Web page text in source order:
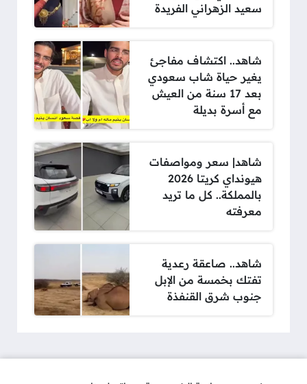
سعيد الزهراني الفريدة
شاهد.. اكتشاف مفاجئ
يغير حياة شاب سعودي
بعد 17 سنة من العيش
مع أسرة بديلة
شاهد| سعر ومواصفات
هيونداي كريتا 2026
بالمملكة.. كل ما تريد
معرفته
شاهد.. صاعقة رعدية
تفتك بخمسة من الإبل
جنوب شرق القنفذة